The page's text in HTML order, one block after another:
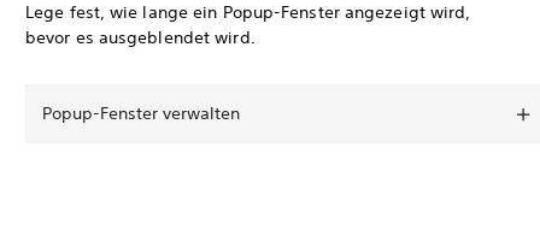
Lege fest, wie lange ein Popup-Fenster angezeigt wird,
bevor es ausgeblendet wird.
Popup-Fenster verwalten